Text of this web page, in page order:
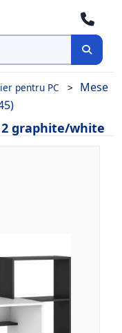
pentru PC
Mese
graphite/white